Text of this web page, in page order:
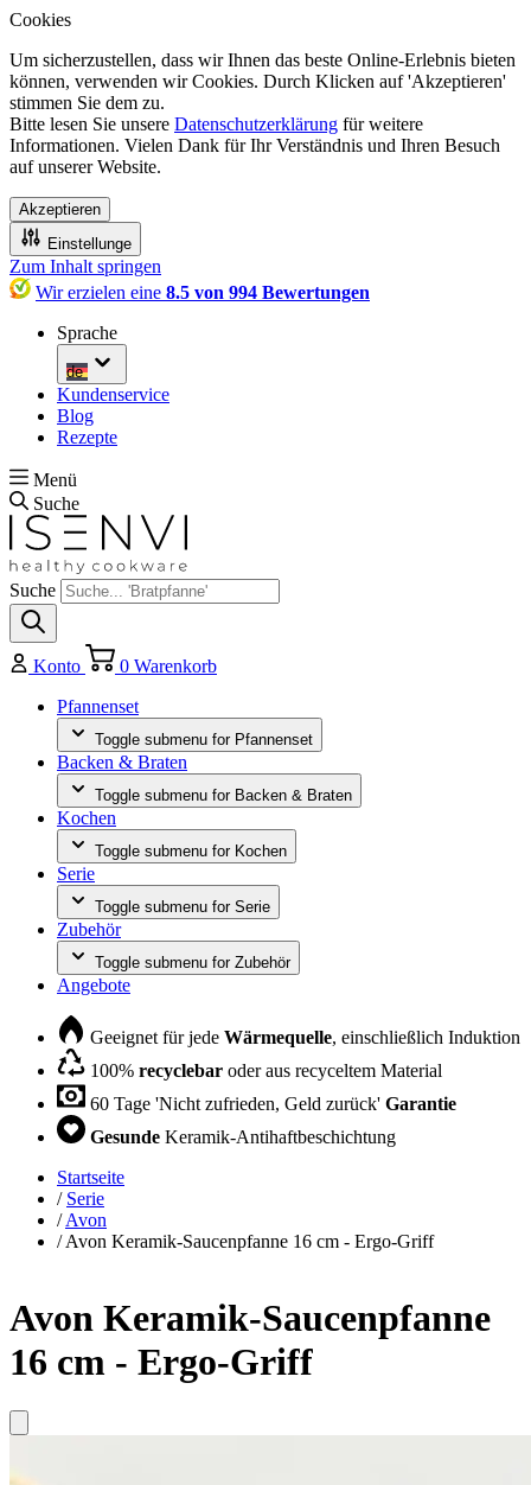
Cookies
Um sicherzustellen, dass wir Ihnen das beste Online-Erlebnis bieten
können, verwenden wir Cookies. Durch Klicken auf 'Akzeptieren'
stimmen Sie dem zu.
Bitte lesen Sie unsere Datenschutzerklärung für weitere
Informationen. Vielen Dank für Ihr Verständnis und Ihren Besuch
auf unserer Website.
Akzeptieren
Einstellunge
Zum Inhalt springen
Wir erzielen eine 8.5 von 994 Bewertungen
Sprache
de
Kundenservice
Blog
Rezepte
Menü
Suche
Suche
Konto 0 Warenkorb
Pfannenset
Toggle submenu for Pfannenset
Backen & Braten
Toggle submenu for Backen & Braten
Kochen
Toggle submenu for Kochen
Serie
Toggle submenu for Serie
Zubehör
Toggle submenu for Zubehör
Angebote
Geeignet für jede Wärmequelle, einschließlich Induktion
100% recyclebar oder aus recyceltem Material
60 Tage 'Nicht zufrieden, Geld zurück' Garantie
Gesunde Keramik-Antihaftbeschichtung
Startseite
/ Serie
/ Avon
/ Avon Keramik-Saucenpfanne 16 cm - Ergo-Griff
Avon Keramik-Saucenpfanne
16 cm - Ergo-Griff